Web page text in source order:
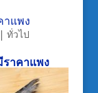
าแพง
ทั่วไป
าคาแพง